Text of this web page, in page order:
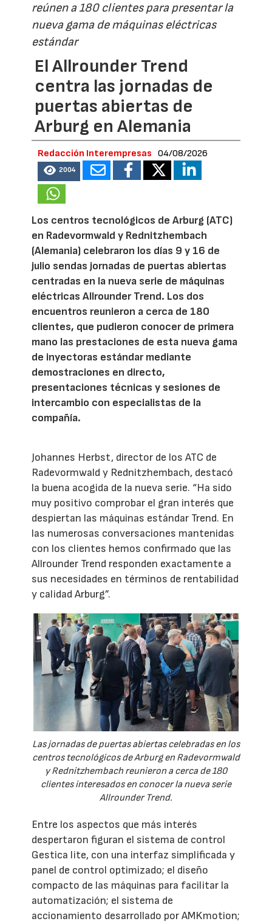
reúnen a 180 clientes para presentar la
nueva gama de máquinas eléctricas
estándar
El Allrounder Trend
centra las jornadas de
puertas abiertas de
Arburg en Alemania
Redacción Interempresas 04/08/2026
2004
Los centros tecnológicos de Arburg (ATC)
en Radevormwald y Rednitzhembach
(Alemania) celebraron los días 9 y 16 de
julio sendas jornadas de puertas abiertas
centradas en la nueva serie de máquinas
eléctricas Allrounder Trend. Los dos
encuentros reunieron a cerca de 180
clientes, que pudieron conocer de primera
mano las prestaciones de esta nueva gama
de inyectoras estándar mediante
demostraciones en directo,
presentaciones técnicas y sesiones de
intercambio con especialistas de la
compañía.
Johannes Herbst, director de los ATC de
Radevormwald y Rednitzhembach, destacó
la buena acogida de la nueva serie. “Ha sido
muy positivo comprobar el gran interés que
despiertan las máquinas estándar Trend. En
las numerosas conversaciones mantenidas
con los clientes hemos confirmado que las
Allrounder Trend responden exactamente a
sus necesidades en términos de rentabilidad
y calidad Arburg”.
Las jornadas de puertas abiertas celebradas en los
centros tecnológicos de Arburg en Radevormwald
y Rednitzhembach reunieron a cerca de 180
clientes interesados en conocer la nueva serie
Allrounder Trend.
Entre los aspectos que más interés
despertaron figuran el sistema de control
Gestica lite, con una interfaz simplificada y
panel de control optimizado; el diseño
compacto de las máquinas para facilitar la
automatización; el sistema de
accionamiento desarrollado por AMKmotion;